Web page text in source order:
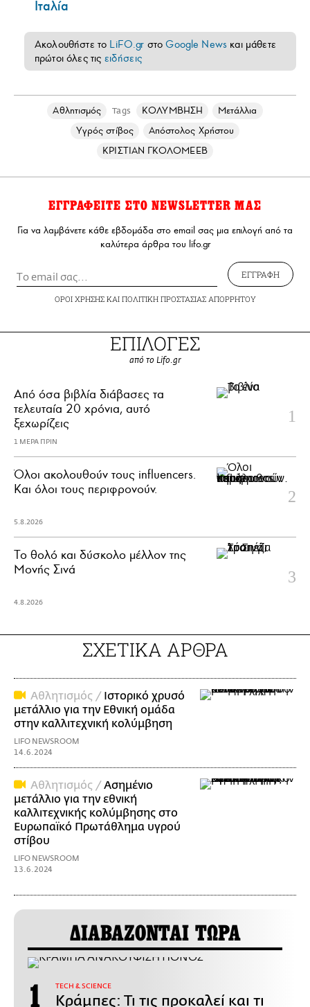
Ιταλία
Ακολουθήστε το LiFO.gr στοGoogle News και μάθετε
πρώτοι όλες τις ειδήσεις
Αθλητισμός Tags ΚΟΛΥΜΒΗΣΗ
Μετάλλια
Υγρός στίβος
Απόστολος Χρήστου
ΚΡΙΣΤΙΑΝ ΓΚΟΛΟΜΕΕΒ
ΕΓΓΡΑΦΕΙΤΕ ΣΤΟ NEWSLETTER ΜΑΣ
Για να λαμβάνετε κάθε εβδομάδα στο email σας μια επιλογή από τα
καλύτερα άρθρα του lifo.gr
ΕΓΓΡΑΦΗ
ΟΡΟΙ ΧΡΗΣΗΣΚΑΙ ΠΟΛΙΤΙΚΗ ΠΡΟΣΤΑΣΙΑΣ ΑΠΟΡΡΗΤΟΥ
ΕΠΙΛΟΓΕΣ
από το Lifo.gr
Από όσα βιβλία διάβασες τα
τελευταία 20 χρόνια, αυτό
ξεχωρίζεις
1 ΜΕΡΑ ΠΡΙΝ
Όλοι ακολουθούν τους influencers.
Και όλοι τους περιφρονούν.
5.8.2026
Το θολό και δύσκολο μέλλον της
Μονής Σινά
4.8.2026
ΣΧΕΤΙΚΑ ΑΡΘΡΑ
Αθλητισμός / Ιστορικό χρυσό
μετάλλιο για την Εθνική ομάδα
στην καλλιτεχνική κολύμβηση
LIFO NEWSROOM
14.6.2024
Αθλητισμός /Ασημένιο
μετάλλιο για την εθνική
καλλιτεχνικής κολύμβησης στο
Ευρωπαϊκό Πρωτάθλημα υγρού
στίβου
LIFO NEWSROOM
13.6.2024
ΔΙΑΒΑΖΟΝΤΑΙ ΤΩΡΑ
ΤECH & SCIENCE
Κράμπες: Τι τις προκαλεί και τι